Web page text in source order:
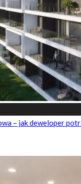
– jak deweloper